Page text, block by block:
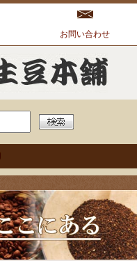
お問い合わせ